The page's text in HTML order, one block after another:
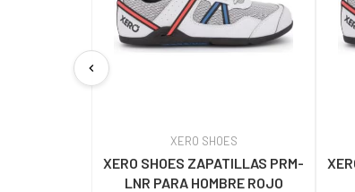
chevron_left
XERO SHOES
XERO SHOES ZAPATILLAS PRM-
LNR PARA HOMBRE ROJO